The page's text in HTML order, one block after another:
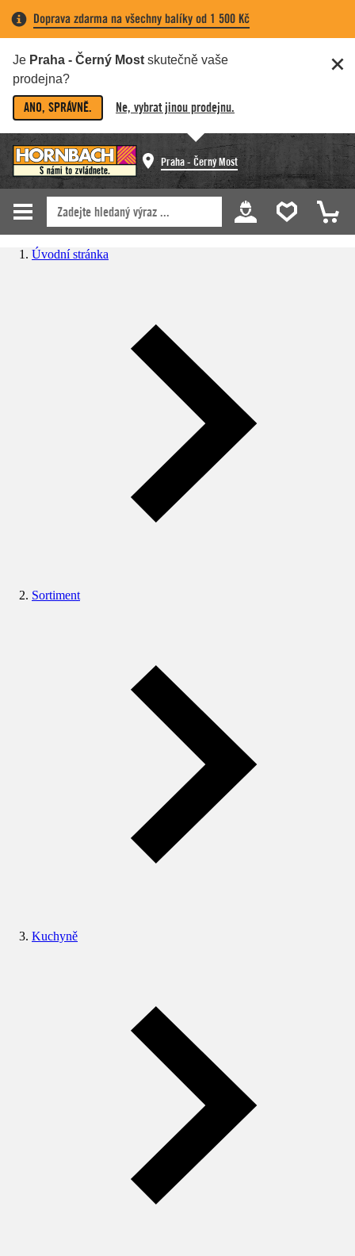
Doprava zdarma na všechny balíky od 1 500 Kč
Je Praha - Černý Most skutečně vaše
prodejna?
ANO, SPRÁVNĚ. Ne, vybrat jinou prodejnu.
Praha - Černý Most
Úvodní stránka
Sortiment
Kuchyně